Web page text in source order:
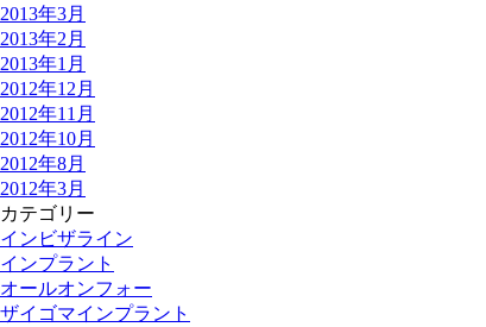
2013年3月
2013年2月
2013年1月
2012年12月
2012年11月
2012年10月
2012年8月
2012年3月
カテゴリー
インビザライン
インプラント
オールオンフォー
ザイゴマインプラント